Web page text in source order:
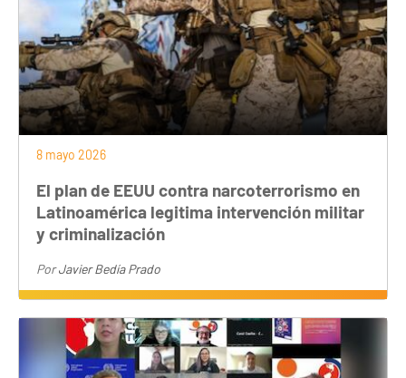
8 mayo 2026
El plan de EEUU contra narcoterrorismo en
Latinoamérica legitima intervención militar
y criminalización
PorJavier Bedía Prado